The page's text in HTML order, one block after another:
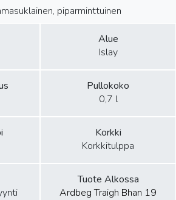
piparminttuinen
Alue
Islay
Pullokoko
0,7 l
Korkki
Korkkitulppa
Tuote Alkossa
Ardbeg Traigh Bhan 19